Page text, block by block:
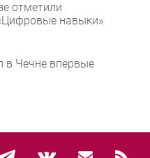
отметили
навыки»
в Чечне впервые